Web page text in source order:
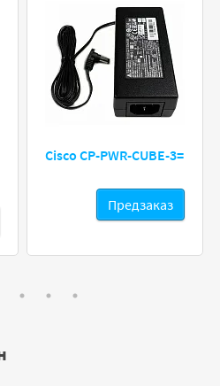
Cisco CP-PWR-CUBE-3=
Предзаказ